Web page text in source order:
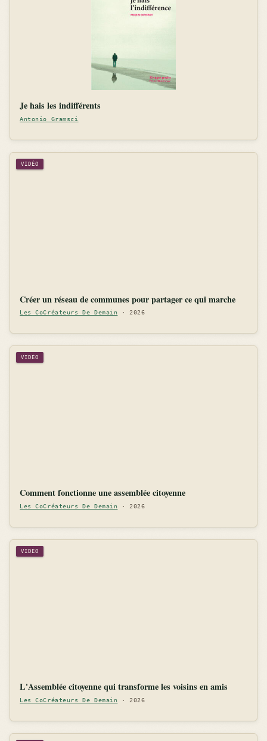
Je hais les indifférents
Antonio Gramsci
VIDÉO
Créer un réseau de communes pour partager ce qui marche
Les CoCréateurs De Demain · 2026
VIDÉO
Comment fonctionne une assemblée citoyenne
Les CoCréateurs De Demain · 2026
VIDÉO
L'Assemblée citoyenne qui transforme les voisins en amis
Les CoCréateurs De Demain · 2026